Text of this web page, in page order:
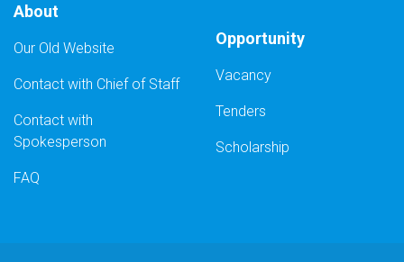
About
Our Old Website
Contact with Chief of Staff
Contact with
Spokesperson
FAQ
Opportunity
Vacancy
Tenders
Scholarship